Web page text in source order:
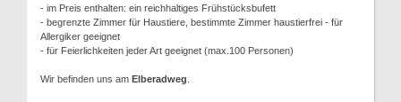
- im Preis enthalten: ein reichhaltiges Frühstücksbufett
- begrenzte Zimmer für Haustiere, bestimmte Zimmer haustierfrei - für
Allergiker geeignet
- für Feierlichkeiten jeder Art geeignet (max.100 Personen)
Wir befinden uns am Elberadweg